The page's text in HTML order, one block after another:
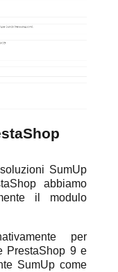
SumUp
abbiamo
il modulo
per
PrestaShop 9 e
SumUp come